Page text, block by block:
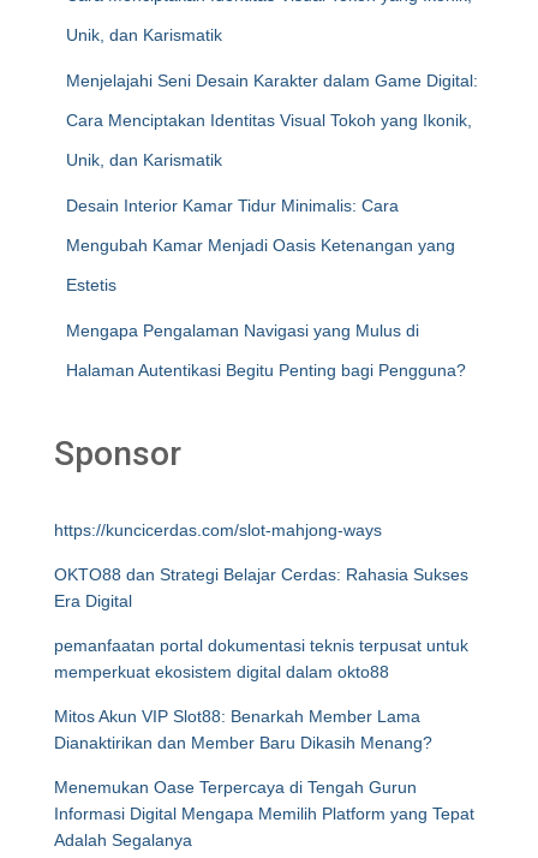
Unik, dan Karismatik
Menjelajahi Seni Desain Karakter dalam Game Digital:
Cara Menciptakan Identitas Visual Tokoh yang Ikonik,
Unik, dan Karismatik
Desain Interior Kamar Tidur Minimalis: Cara
Mengubah Kamar Menjadi Oasis Ketenangan yang
Estetis
Mengapa Pengalaman Navigasi yang Mulus di
Halaman Autentikasi Begitu Penting bagi Pengguna?
Sponsor
https://kuncicerdas.com/slot-mahjong-ways
OKTO88 dan Strategi Belajar Cerdas: Rahasia Sukses
Era Digital
pemanfaatan portal dokumentasi teknis terpusat untuk
memperkuat ekosistem digital dalam okto88
Mitos Akun VIP Slot88: Benarkah Member Lama
Dianaktirikan dan Member Baru Dikasih Menang?
Menemukan Oase Terpercaya di Tengah Gurun
Informasi Digital Mengapa Memilih Platform yang Tepat
Adalah Segalanya